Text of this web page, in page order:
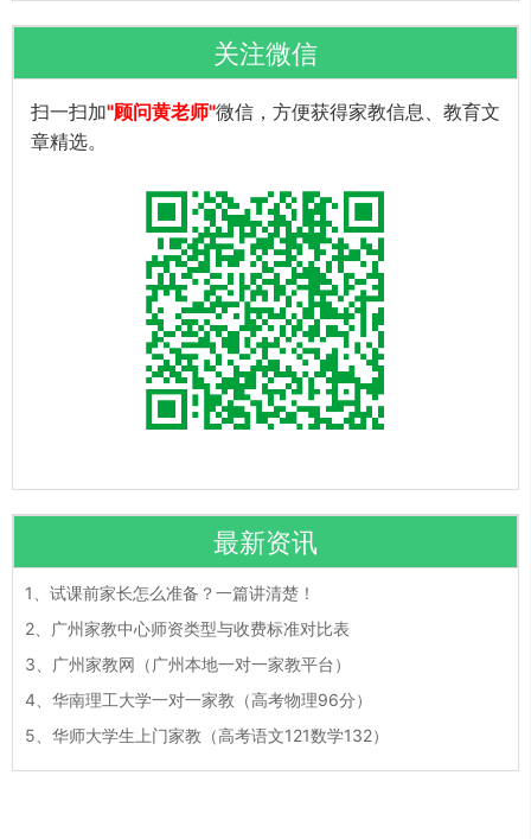
关注微信
扫一扫加"顾问黄老师"微信，方便获得家教信息、教育文
章精选。
最新资讯
1、 试课前家长怎么准备？一篇讲清楚！
2、
广州家教中心师资类型与收费标准对比表
3、
广州家教网（广州本地一对一家教平台）
4、 华南理工大学一对一家教（高考物理96分）
5、 华师大学生上门家教（高考语文121数学132）